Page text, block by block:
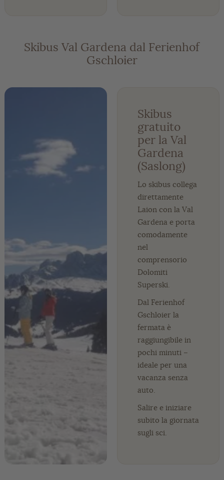
Skibus Val Gardena dal Ferienhof
Gschloier
Skibus
gratuito
per la Val
Gardena
(Saslong)
Lo skibus collega
direttamente
Laion con la Val
Gardena e porta
comodamente
nel
comprensorio
Dolomiti
Superski.
Dal Ferienhof
Gschloier la
fermata è
raggiungibile in
pochi minuti –
ideale per una
vacanza senza
auto.
Salire e iniziare
subito la giornata
sugli sci.